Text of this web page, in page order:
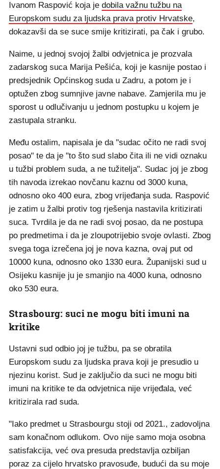
Ivanom Raspović koja je dobila važnu tužbu na
Europskom sudu za ljudska prava protiv Hrvatske,
dokazavši da se suce smije kritizirati, pa čak i grubo.
Naime, u jednoj svojoj žalbi odvjetnica je prozvala
zadarskog suca Marija Pešića, koji je kasnije postao i
predsjednik Općinskog suda u Zadru, a potom je i
optužen zbog sumnjive javne nabave. Zamjerila mu je
sporost u odlučivanju u jednom postupku u kojem je
zastupala stranku.
Među ostalim, napisala je da "sudac očito ne radi svoj
posao" te da je "to što sud slabo čita ili ne vidi oznaku
u tužbi problem suda, a ne tužitelja". Sudac joj je zbog
tih navoda izrekao novčanu kaznu od 3000 kuna,
odnosno oko 400 eura, zbog vrijeđanja suda. Raspović
je zatim u žalbi protiv tog rješenja nastavila kritizirati
suca. Tvrdila je da ne radi svoj posao, da ne postupa
po predmetima i da je zloupotrijebio svoje ovlasti. Zbog
svega toga izrečena joj je nova kazna, ovaj put od
10000 kuna, odnosno oko 1330 eura. Županijski sud u
Osijeku kasnije ju je smanjio na 4000 kuna, odnosno
oko 530 eura.
Strasbourg: suci ne mogu biti imuni na
kritike
Ustavni sud odbio joj je tužbu, pa se obratila
Europskom sudu za ljudska prava koji je presudio u
njezinu korist. Sud je zaključio da suci ne mogu biti
imuni na kritike te da odvjetnica nije vrijeđala, već
kritizirala rad suda.
"Iako predmet u Strasbourgu stoji od 2021., zadovoljna
sam konačnom odlukom. Ovo nije samo moja osobna
satisfakcija, već ova presuda predstavlja ozbiljan
poraz za cijelo hrvatsko pravosuđe, budući da su moje